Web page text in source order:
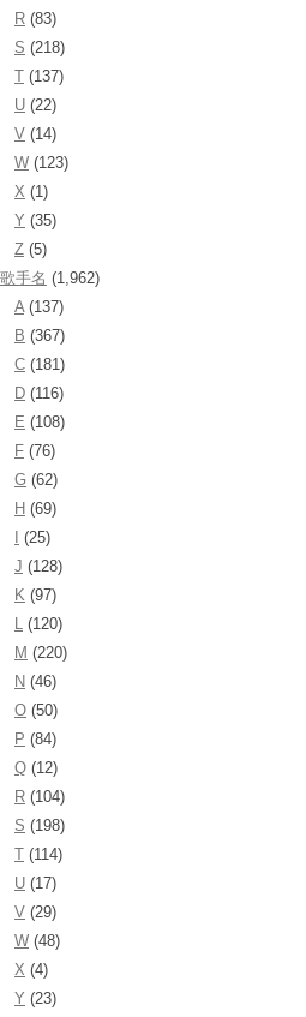
R (83)
S (218)
T (137)
U (22)
V (14)
W (123)
X (1)
Y (35)
Z (5)
歌手名 (1,962)
A(137)
B (367)
C (181)
D (116)
E (108)
F (76)
G (62)
H (69)
(25)
J (128)
K (97)
L (120)
M (220)
N (46)
O (50)
P (84)
Q (12)
R (104)
S (198)
T (114)
U (17)
V (29)
W (48)
X (4)
Y (23)